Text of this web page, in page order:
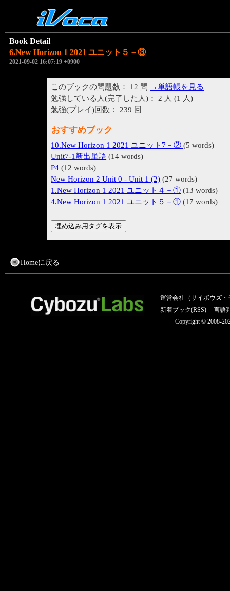
Book Detail
6.New Horizon 1 2021 ユニット５－③
2021-09-02 16:07:19 +0900
このブックの問題数： 12 問 →単語帳を見る
勉強している人(完了した人)： 2 人 (1 人)
勉強(プレイ)回数： 239 回
おすすめブック
10.New Horizon 1 2021 ユニット7－②(5 words)
Unit7-1新出単語 (14 words)
P4 (12 words)
New Horizon 2 Unit 0 - Unit 1 (2) (27 words)
1.New Horizon 1 2021 ユニット４－① (13 words)
4.New Horizon 1 2021 ユニット５－① (17 words)
Homeに戻る
運営会社（サイボウズ・
新着ブック(RSS)
言語
Copyright © 2008-